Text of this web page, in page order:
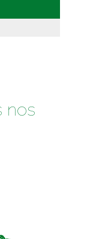
nos